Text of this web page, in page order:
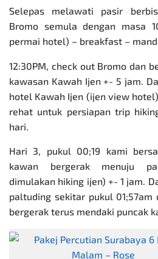
Selepas melawati pasir
Bromo semula dengan masa
permai hotel) – breakfast –
12:30PM, check out Bromo dan b
kawasan Kawah Ijen +- 5 jam.
hotel Kawah Ijen (ijen view
rehat untuk persiapan trip
hari.
Hari 3, pukul 00;19 kami
kawan bergerak menuju
dimulakan hiking ijen) +- 1 jam.
paltuding sekitar pukul
bergerak terus mendaki puncak